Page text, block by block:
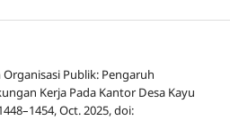
Publik: Pengaruh
Kerja Pada Kantor Desa Kayu
Oct. 2025, doi: